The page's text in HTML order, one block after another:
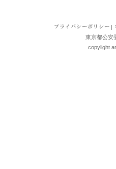
|
東京都公安
copylight